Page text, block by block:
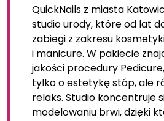
QuickNails z miasta
studio urody, które od lat
zabiegi z zakresu
i manicure. W pakiecie
jakości procedury
tylko o estetykę stóp, ale
relaks. Studio koncentruje
modelowaniu brwi, dzięki